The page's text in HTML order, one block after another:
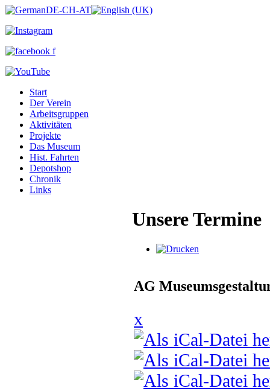
Start
Der Verein
Arbeitsgruppen
Aktivitäten
Projekte
Das Museum
Hist. Fahrten
Depotshop
Chronik
Links
Unsere Termine
AG
x